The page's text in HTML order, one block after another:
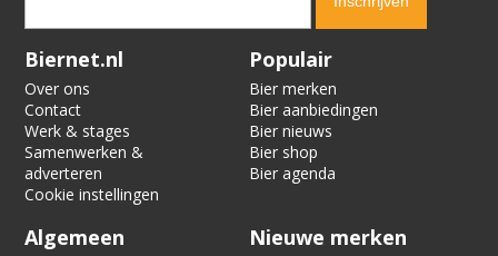
Verification code:
Biernet.nl
Over ons
Contact
Werk & stages
Samenwerken &
adverteren
Cookie instellingen
Populair
Bier merken
Bier aanbiedingen
Bier nieuws
Bier shop
Bier agenda
Algemeen Nieuwe merken